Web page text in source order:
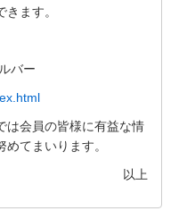
ます。
バー
は会員の皆様に有益な情
てまいります。
以上